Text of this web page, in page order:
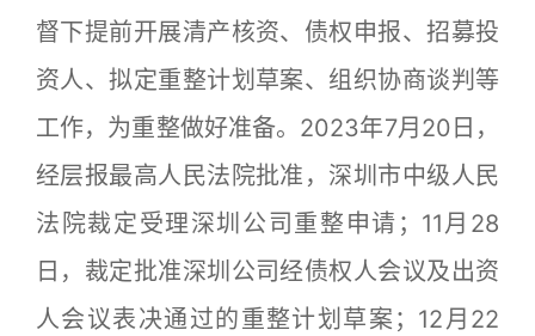
督下提前开展清产核资、债权申报、招募投
资人、拟定重整计划草案、组织协商谈判等
工作，为重整做好准备。2023年7月20日，
经层报最高人民法院批准，深圳市中级人民
法院裁定受理深圳公司重整申请；11月28
日，裁定批准深圳公司经债权人会议及出资
人会议表决通过的重整计划草案；12月22